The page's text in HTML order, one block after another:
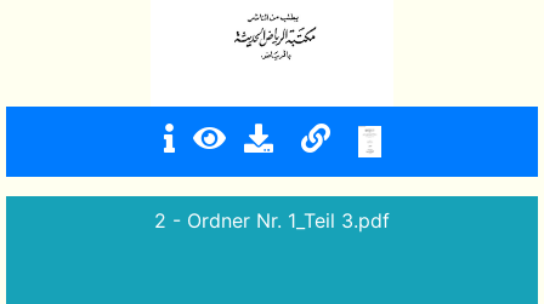
2 - Ordner Nr. 1_Teil 3.pdf